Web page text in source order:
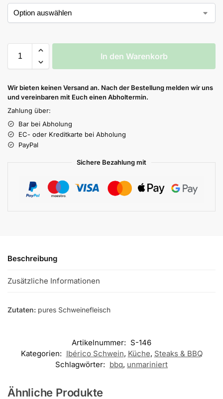
In den Warenkorb
Wir bieten keinen Versand an. Nach der Bestellung melden wir uns
und vereinbaren mit Euch einen Abholtermin.
Zahlung über:
Bar bei Abholung
EC- oder Kreditkarte bei Abholung
PayPal
Sichere Bezahlung mit
Beschreibung
Zusätzliche Informationen
Zutaten: pures Schweinefleisch
Artikelnummer: S-146
Kategorien: Ibérico Schwein, Küche, Steaks & BBQ
Schlagwörter: bbq, unmariniert
Ähnliche Produkte